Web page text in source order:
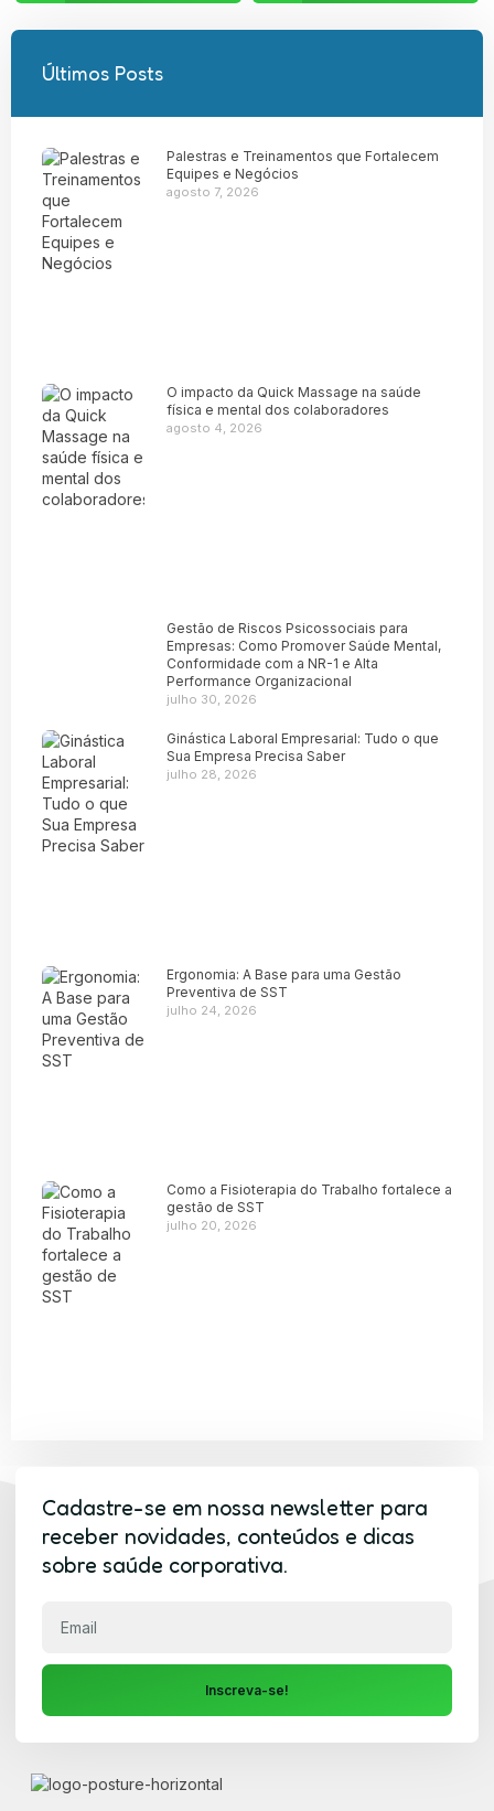
Últimos Posts
Palestras e Treinamentos que Fortalecem
Equipes e Negócios
agosto 7, 2026
O impacto da Quick Massage na saúde
física e mental dos colaboradores
agosto 4, 2026
Gestão de Riscos Psicossociais para
Empresas: Como Promover Saúde Mental,
Conformidade com a NR-1 e Alta
Performance Organizacional
julho 30, 2026
Ginástica Laboral Empresarial: Tudo o que
Sua Empresa Precisa Saber
julho 28, 2026
Ergonomia: A Base para uma Gestão
Preventiva de SST
julho 24, 2026
Como a Fisioterapia do Trabalho fortalece a
gestão de SST
julho 20, 2026
Cadastre-se em nossa newsletter para
receber novidades, conteúdos e dicas
sobre saúde corporativa.
Inscreva-se!